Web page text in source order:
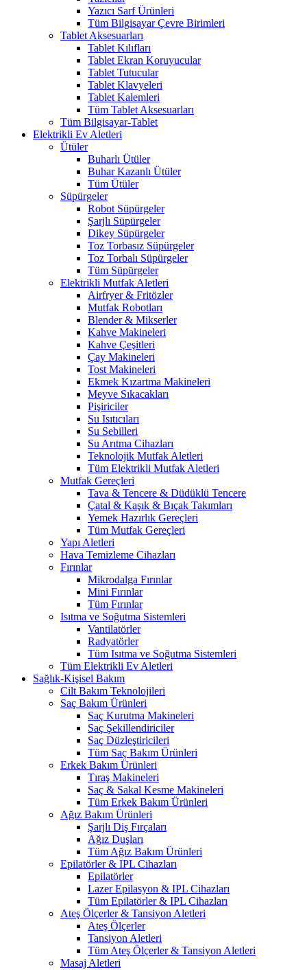
Yazıcı Sarf Ürünleri
Tüm Bilgisayar Çevre Birimleri
Tablet Aksesuarları
Tablet Kılıfları
Tablet Ekran Koruyucular
Tablet Tutucular
Tablet Klavyeleri
Tablet Kalemleri
Tüm Tablet Aksesuarları
Tüm Bilgisayar-Tablet
Elektrikli Ev Aletleri
Ütüler
Buharlı Ütüler
Buhar Kazanlı Ütüler
Tüm Ütüler
Süpürgeler
Robot Süpürgeler
Şarjlı Süpürgeler
Dikey Süpürgeler
Toz Torbasız Süpürgeler
Toz Torbalı Süpürgeler
Tüm Süpürgeler
Elektrikli Mutfak Aletleri
Airfryer & Fritözler
Mutfak Robotları
Blender & Mikserler
Kahve Makineleri
Kahve Çeşitleri
Çay Makineleri
Tost Makineleri
Ekmek Kızartma Makineleri
Meyve Sıkacakları
Pişiriciler
Su Isıtıcıları
Su Sebilleri
Su Arıtma Cihazları
Teknolojik Mutfak Aletleri
Tüm Elektrikli Mutfak Aletleri
Mutfak Gereçleri
Tava & Tencere & Düdüklü Tencere
Çatal & Kaşık & Bıçak Takımları
Yemek Hazırlık Gereçleri
Tüm Mutfak Gereçleri
Yapı Aletleri
Hava Temizleme Cihazları
Fırınlar
Mikrodalga Fırınlar
Mini Fırınlar
Tüm Fırınlar
Isıtma ve Soğutma Sistemleri
Vantilatörler
Radyatörler
Tüm Isıtma ve Soğutma Sistemleri
Tüm Elektrikli Ev Aletleri
Sağlık-Kişisel Bakım
Cilt Bakım Teknolojileri
Saç Bakım Ürünleri
Saç Kurutma Makineleri
Saç Şekillendiriciler
Saç Düzleştiricileri
Tüm Saç Bakım Ürünleri
Erkek Bakım Ürünleri
Tıraş Makineleri
Saç & Sakal Kesme Makineleri
Tüm Erkek Bakım Ürünleri
Ağız Bakım Ürünleri
Şarjlı Diş Fırçaları
Ağız Duşları
Tüm Ağız Bakım Ürünleri
Epilatörler & IPL Cihazları
Epilatörler
Lazer Epilasyon & IPL Cihazları
Tüm Epilatörler & IPL Cihazları
Ateş Ölçerler & Tansiyon Aletleri
Ateş Ölçerler
Tansiyon Aletleri
Tüm Ateş Ölçerler & Tansiyon Aletleri
Masaj Aletleri